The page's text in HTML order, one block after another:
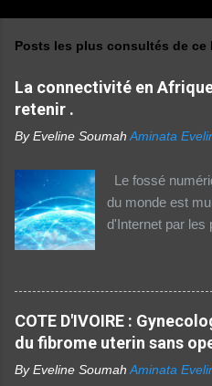
Posts les plus consultés de ce
La connectivité en
retenir .
By Eveline Soumah Aminata
Le fossé
du monde est
d'Internet par les
http://
la population
arabes du
rapport 2021 de
numérique dans
COTE D'IVOIRE :
du fibrome uterin sans
By Eveline Soumah Aminata